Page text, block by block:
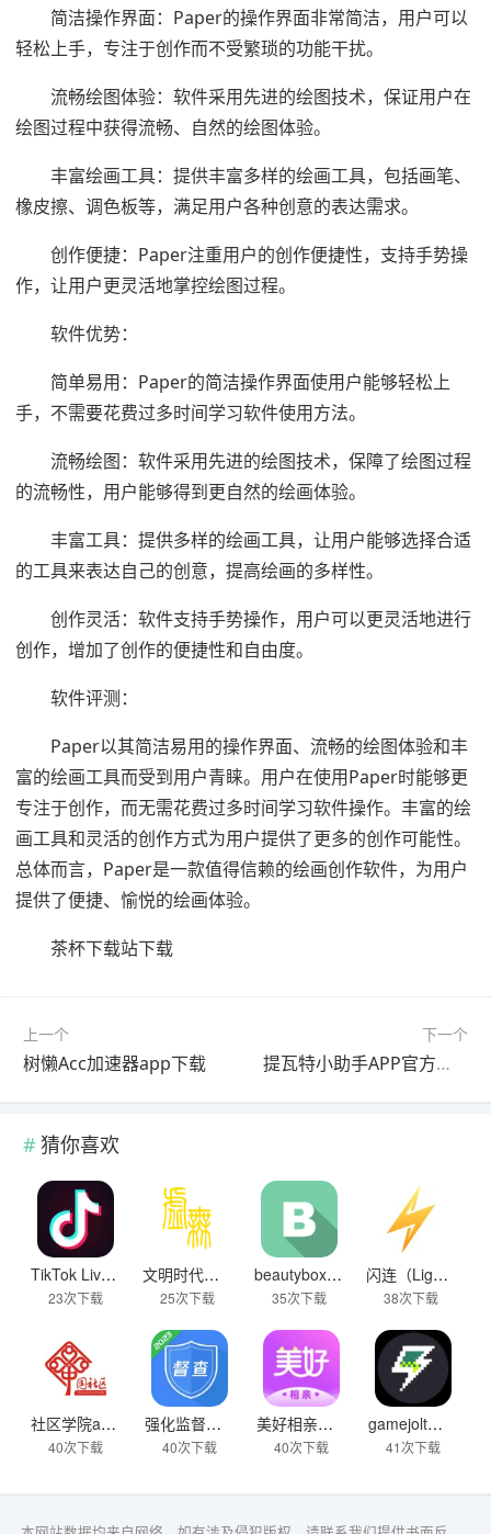
简洁操作界面：Paper的操作界面非常简洁，用户可以
轻松上手，专注于创作而不受繁琐的功能干扰。
流畅绘图体验：软件采用先进的绘图技术，保证用户在
绘图过程中获得流畅、自然的绘图体验。
丰富绘画工具：提供丰富多样的绘画工具，包括画笔、
橡皮擦、调色板等，满足用户各种创意的表达需求。
创作便捷：Paper注重用户的创作便捷性，支持手势操
作，让用户更灵活地掌控绘图过程。
软件优势：
简单易用：Paper的简洁操作界面使用户能够轻松上
手，不需要花费过多时间学习软件使用方法。
流畅绘图：软件采用先进的绘图技术，保障了绘图过程
的流畅性，用户能够得到更自然的绘画体验。
丰富工具：提供多样的绘画工具，让用户能够选择合适
的工具来表达自己的创意，提高绘画的多样性。
创作灵活：软件支持手势操作，用户可以更灵活地进行
创作，增加了创作的便捷性和自由度。
软件评测：
Paper以其简洁易用的操作界面、流畅的绘图体验和丰
富的绘画工具而受到用户青睐。用户在使用Paper时能够更
专注于创作，而无需花费过多时间学习软件操作。丰富的绘
画工具和灵活的创作方式为用户提供了更多的创作可能性。
总体而言，Paper是一款值得信赖的绘画创作软件，为用户
提供了便捷、愉悦的绘画体验。
茶杯下载站下载
上一个
树懒Acc加速器app下载
下一个
提瓦特小助手APP官方下载
猜你喜欢
TikTok Live Wallpaper
23次下载
文明时代下载破解版无限金币最新版
25次下载
beautybox 小绿盒正版最新免费下载
35次下载
闪连（LightningX）加速器app
38次下载
社区学院app下载
40次下载
强化监督定点帮扶下载
40次下载
美好相亲极速版下载
40次下载
gamejolt模拟器下载
41次下载